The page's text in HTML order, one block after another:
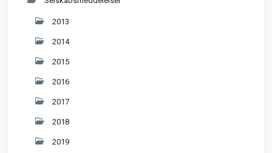
2013
2014
2015
2016
2017
2018
2019